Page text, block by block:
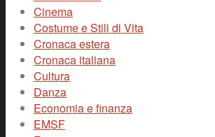
Cinema
Costume e Stili di Vita
Cronaca estera
Cronaca italiana
Cultura
Danza
Economia e finanza
EMSF